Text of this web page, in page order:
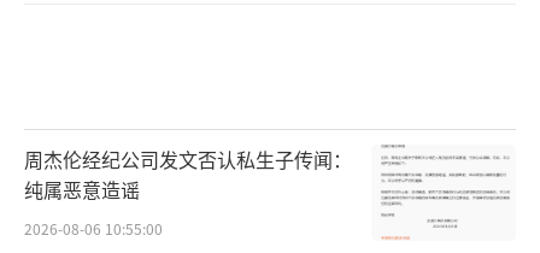
周杰伦经纪公司发文否认私生子传闻：
纯属恶意造谣
2026-08-06 10:55:00